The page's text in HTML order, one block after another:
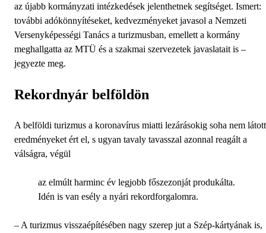
az újabb kormányzati intézkedések jelenthetnek segítséget. Ismert:
további adókönnyítéseket, kedvezményeket javasol a Nemzeti
Versenyképességi Tanács a turizmusban, emellett a kormány
meghallgatta az MTÜ és a szakmai szervezetek javaslatait is –
jegyezte meg.
Rekordnyár belföldön
A belföldi turizmus a koronavírus miatti lezárásokig soha nem látott
eredményeket ért el, s ugyan tavaly tavasszal azonnal reagált a
válságra, végül
az elmúlt harminc év legjobb főszezonját produkálta.
Idén is van esély a nyári rekordforgalomra.
– A turizmus visszaépítésében nagy szerep jut a Szép-kártyának is,